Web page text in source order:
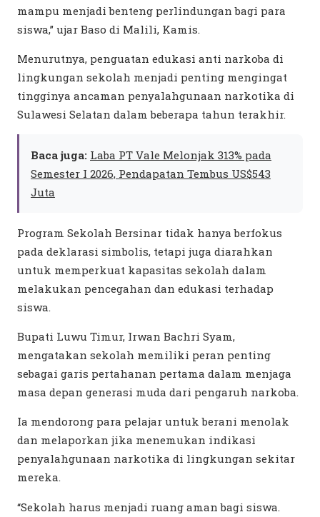
mampu menjadi benteng perlindungan bagi para
siswa,” ujar Baso di Malili, Kamis.
Menurutnya, penguatan edukasi anti narkoba di
lingkungan sekolah menjadi penting mengingat
tingginya ancaman penyalahgunaan narkotika di
Sulawesi Selatan dalam beberapa tahun terakhir.
Baca juga: Laba PT Vale Melonjak 313% pada
Semester I 2026, Pendapatan Tembus US$543
Juta
Program Sekolah Bersinar tidak hanya berfokus
pada deklarasi simbolis, tetapi juga diarahkan
untuk memperkuat kapasitas sekolah dalam
melakukan pencegahan dan edukasi terhadap
siswa.
Bupati Luwu Timur, Irwan Bachri Syam,
mengatakan sekolah memiliki peran penting
sebagai garis pertahanan pertama dalam menjaga
masa depan generasi muda dari pengaruh narkoba.
Ia mendorong para pelajar untuk berani menolak
dan melaporkan jika menemukan indikasi
penyalahgunaan narkotika di lingkungan sekitar
mereka.
“Sekolah harus menjadi ruang aman bagi siswa.